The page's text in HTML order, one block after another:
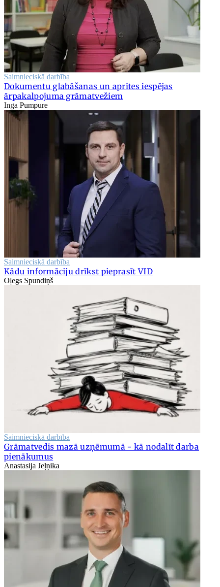
Saimnieciskā darbība
Dokumentu glabāšanas un aprites iespējas
ārpakalpojuma grāmatvežiem
Inga Pumpure
Saimnieciskā darbība
Kādu informāciju drīkst pieprasīt VID
Oļegs Spundiņš
Saimnieciskā darbība
Grāmatvedis mazā uzņēmumā - kā nodalīt darba
pienākumus
Anastasija Jeļņika